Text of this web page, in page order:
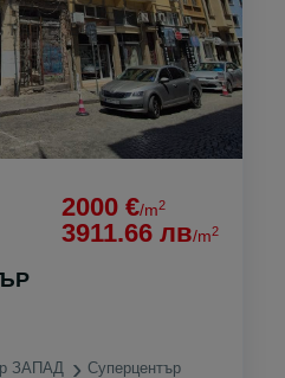
2000 €/m2
3911.66 лв/m2
ЗАПАД Суперцентър